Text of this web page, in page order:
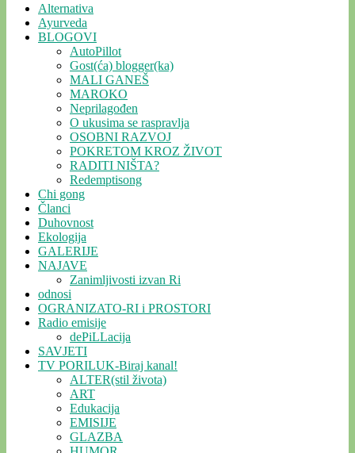
Alternativa
Ayurveda
BLOGOVI
AutoPillot
Gost(ća) blogger(ka)
MALI GANEŠ
MAROKO
Neprilagođen
O ukusima se raspravlja
OSOBNI RAZVOJ
POKRETOM KROZ ŽIVOT
RADITI NIŠTA?
Redemptisong
Chi gong
Članci
Duhovnost
Ekologija
GALERIJE
NAJAVE
Zanimljivosti izvan Ri
odnosi
OGRANIZATO-RI i PROSTORI
Radio emisije
dePiLLacija
SAVJETI
TV PORILUK-Biraj kanal!
ALTER(stil života)
ART
Edukacija
EMISIJE
GLAZBA